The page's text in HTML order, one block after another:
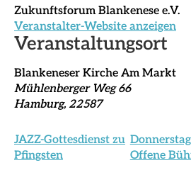
Veranstaltungsort
Blankeneser Kirche Am Markt
Mühlenberger Weg 66
Hamburg, 22587
Zukunftsforum Blankenese e.V.
Veranstalter-Website anzeigen
JAZZ-Gottesdienst zu
Pfingsten
Offene